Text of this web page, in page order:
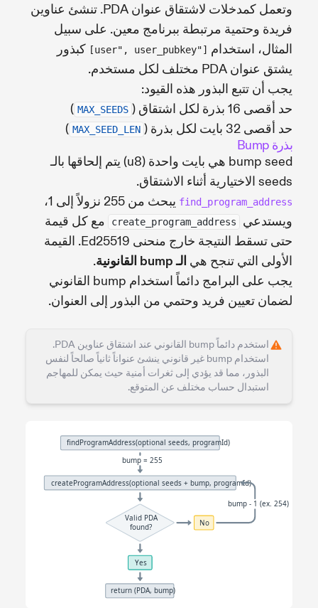
وتعمل كمدخلات لاشتقاق عنوان PDA. تنشئ عناوين
فريدة وحتمية مرتبطة ببرنامج معين. على سبيل
المثال، استخدام ["user", user_pubkey]
كبذور
يشتق عنوان PDA مختلف لكل مستخدم.
يجب أن تتبع البذور هذه القيود:
حد أقصى 16 بذرة لكل اشتقاق (
MAX_SEEDS
)
حد أقصى 32 بايت لكل بذرة (
MAX_SEED_LEN
)
بذرة Bump
bump seed هي بايت واحدة (u8) يتم إلحاقها بالـ
seeds الاختيارية أثناء الاشتقاق.
find_program_address
يبحث من 255 نزولاً إلى 1،
ويستدعي
create_program_address
مع كل قيمة
حتى تسقط النتيجة خارج منحنى Ed25519. القيمة
الأولى التي تنجح هي الـ bump القانونية
.
يجب على البرامج دائماً استخدام bump القانوني
لضمان تعيين فريد وحتمي من البذور إلى العنوان.
استخدم دائماً bump القانوني عند اشتقاق عناوين PDA.
استخدام bump غير قانوني ينشئ عنواناً ثانياً صالحاً لنفس
البذور، مما قد يؤدي إلى ثغرات أمنية حيث يمكن للمهاجم
استبدال حساب مختلف عن المتوقع.